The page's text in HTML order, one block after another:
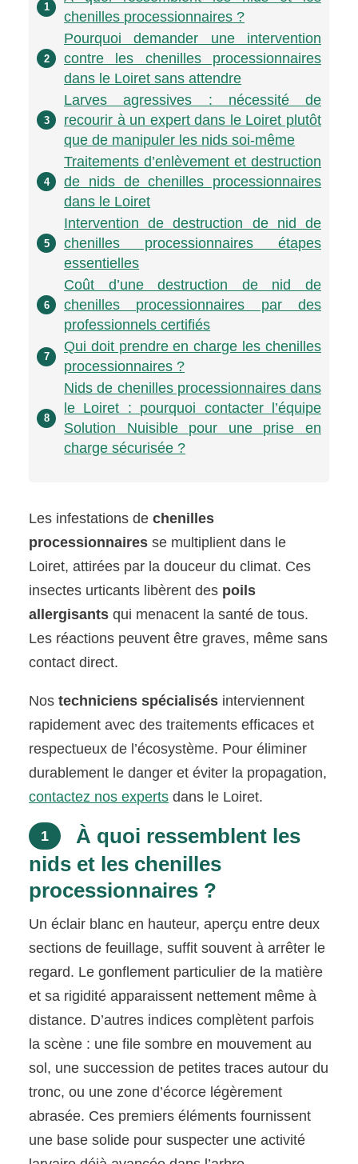
1
chenilles processionnaires ?
2
Pourquoi demander une intervention
contre les chenilles processionnaires
dans le Loiret sans attendre
3
Larves agressives : nécessité de
recourir à un expert dans le Loiret plutôt
que de manipuler les nids soi-même
4
Traitements d’enlèvement et destruction
de nids de chenilles processionnaires
dans le Loiret
5
Intervention de destruction de nid de
chenilles processionnaires étapes
essentielles
6
Coût d’une destruction de nid de
chenilles processionnaires par des
professionnels certifiés
7
Qui doit prendre en charge les chenilles
processionnaires ?
8
Nids de chenilles processionnaires dans
le Loiret : pourquoi contacter l’équipe
Solution Nuisible pour une prise en
charge sécurisée ?
Les infestations dechenilles
processionnaires se multiplient dans le
Loiret, attirées par la douceur du climat. Ces
insectes urticants libèrent des poils
allergisants qui menacent la santé de tous.
Les réactions peuvent être graves, même sans
contact direct.
Nostechniciens spécialisés interviennent
rapidement avec des traitements efficaces et
respectueux de l’écosystème. Pour éliminer
durablement le danger et éviter la propagation,
contactez nos experts dans le Loiret.
1
À quoi ressemblent les
nids et les chenilles
processionnaires ?
Un éclair blanc en hauteur, aperçu entre deux
sections de feuillage, suffit souvent à arrêter le
regard. Le gonflement particulier de la matière
et sa rigidité apparaissent nettement même à
distance. D’autres indices complètent parfois
la scène : une file sombre en mouvement au
sol, une succession de petites traces autour du
tronc, ou une zone d’écorce légèrement
abrasée. Ces premiers éléments fournissent
une base solide pour suspecter une activité